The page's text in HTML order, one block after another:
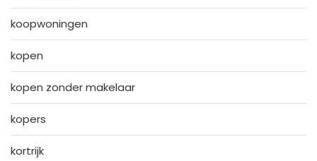
koopwoningen
kopen
kopen zonder makelaar
kopers
kortrijk